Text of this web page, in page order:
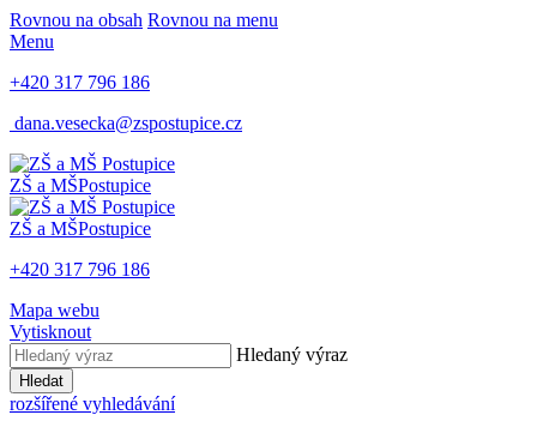
Rovnou na obsah Rovnou na menu
Menu
+420 317 796 186
dana.vesecka@zspostupice.cz
ZŠ a MŠPostupice
ZŠ a MŠPostupice
+420 317 796 186
Mapa webu
Vytisknout
Hledaný výraz
Hledat
rozšířené vyhledávání